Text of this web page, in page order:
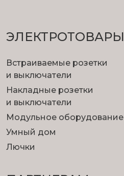
ЭЛЕКТРОТОВАРЫ
Встраиваемые розетки
и выключатели
Накладные розетки
и выключатели
Модульное оборудование
Умный дом
Лючки